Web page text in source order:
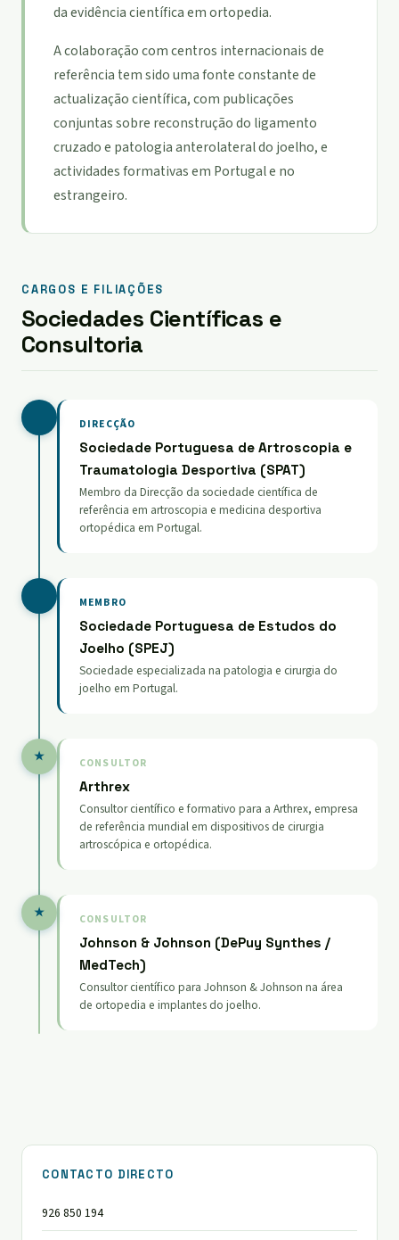
da evidência científica em ortopedia.
A colaboração com centros internacionais de
referência tem sido uma fonte constante de
actualização científica, com publicações
conjuntas sobre reconstrução do ligamento
cruzado e patologia anterolateral do joelho, e
actividades formativas em Portugal e no
estrangeiro.
CARGOS E FILIAÇÕES
Sociedades Científicas e
Consultoria
DIRECÇÃO
Sociedade Portuguesa de Artroscopia e
Traumatologia Desportiva (SPAT)
Membro da Direcção da sociedade científica de
referência em artroscopia e medicina desportiva
ortopédica em Portugal.
MEMBRO
Sociedade Portuguesa de Estudos do
Joelho (SPEJ)
Sociedade especializada na patologia e cirurgia do
joelho em Portugal.
★ CONSULTOR
Arthrex
Consultor científico e formativo para a Arthrex, empresa
de referência mundial em dispositivos de cirurgia
artroscópica e ortopédica.
★ CONSULTOR
Johnson & Johnson (DePuy Synthes /
MedTech)
Consultor científico para Johnson & Johnson na área
de ortopedia e implantes do joelho.
CONTACTO DIRECTO
926 850 194